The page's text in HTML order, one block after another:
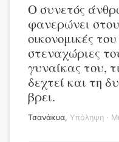
Ο συνετός
φανερώνει
οικονομικές
στεναχώριες
γυναίκας του,
δεχτεί και τη
βρει.
Τσανάκυα, Υπόληψη ·